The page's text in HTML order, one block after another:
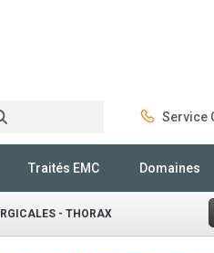
Service
Traités EMC Domaines
- THORAX